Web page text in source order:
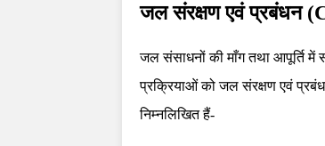
जल संरक्षण एवं प्रबंधन
जल संसाधनों की माँग तथा आपूर्ति में
प्रक्रियाओं को जल संरक्षण एवं
निम्नलिखित हैं-